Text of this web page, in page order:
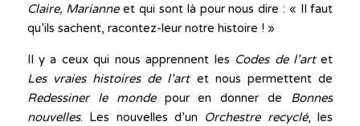
Claire, Marianneet qui sont là pour nous dire : « Il faut
qu’ils sachent, racontez-leur notre histoire ! »
Il y a ceux qui nous apprennent les Codes de l’artet
Les vraies histoires de l’art et nous permettent de
Redessiner le mondepour en donner de Bonnes
nouvelles. Les nouvelles d’un Orchestre recyclé, les